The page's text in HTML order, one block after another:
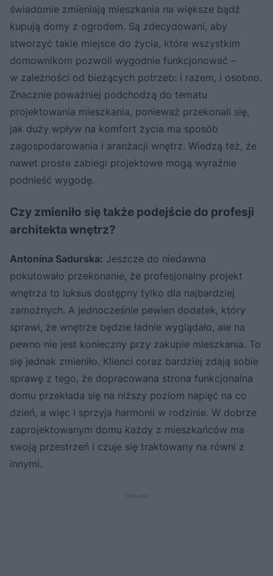
świadomie zmieniają mieszkania na większe bądź
kupują domy z ogrodem. Są zdecydowani, aby
stworzyć takie miejsce do życia, które wszystkim
domownikom pozwoli wygodnie funkcjonować –
w zależności od bieżących potrzeb: i razem, i osobno.
Znacznie poważniej podchodzą do tematu
projektowania mieszkania, ponieważ przekonali się,
jak duży wpływ na komfort życia ma sposób
zagospodarowania i aranżacji wnętrz. Wiedzą też, że
nawet proste zabiegi projektowe mogą wyraźnie
podnieść wygodę.
Czy zmieniło się także podejście do profesji
architekta wnętrz?
Antonina Sadurska: Jeszcze do niedawna
pokutowało przekonanie, że profesjonalny projekt
wnętrza to luksus dostępny tylko dla najbardziej
zamożnych. A jednocześnie pewien dodatek, który
sprawi, że wnętrze będzie ładnie wyglądało, ale na
pewno nie jest konieczny przy zakupie mieszkania. To
się jednak zmieniło. Klienci coraz bardziej zdają sobie
sprawę z tego, że dopracowana strona funkcjonalna
domu przekłada się na niższy poziom napięć na co
dzień, a więc i sprzyja harmonii w rodzinie. W dobrze
zaprojektowanym domu każdy z mieszkańców ma
swoją przestrzeń i czuje się traktowany na równi z
innymi.